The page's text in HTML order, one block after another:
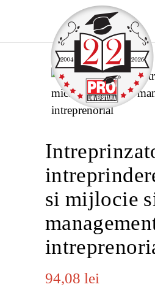
si mijlocie
94,08 lei